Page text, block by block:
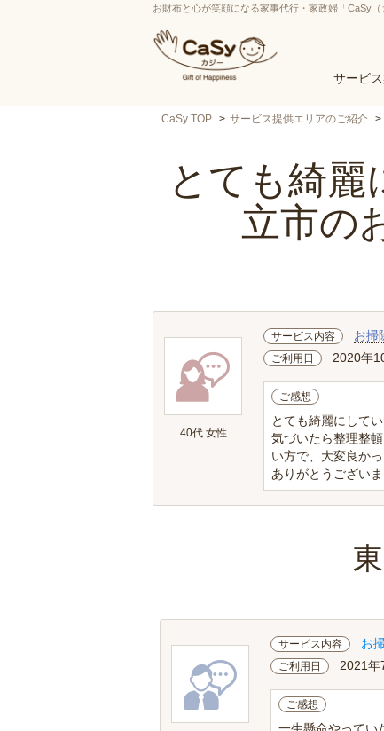
お財布と心が笑顔になる家事代行・家政婦「CaSy（
サービ
CaSy TOP サービス提供エリアのご紹介
とても綺麗
立市の
40代 女性
サービス内容 お掃
ご利用日 2020年
ご感想
とても綺麗にしてい
気づいたら整理整
い方で、大変良か
ありがとうございま
サービス内容 お
ご利用日 2021年
ご感想